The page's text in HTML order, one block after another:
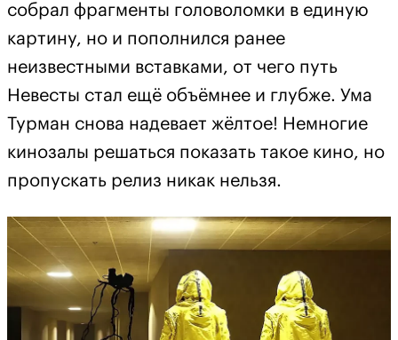
собрал фрагменты головоломки в единую
картину, но и пополнился ранее
неизвестными вставками, от чего путь
Невесты стал ещё объёмнее и глубже. Ума
Турман снова надевает жёлтое! Немногие
кинозалы решаться показать такое кино, но
пропускать релиз никак нельзя.